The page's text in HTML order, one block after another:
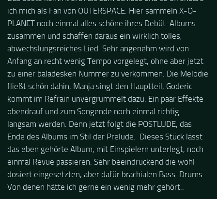
ich mich als Fan von OUTERSPACE. Hier sammeln X-O-
PLANET noch einmal alles schöne ihres Debüt-Albums
zusammen und schaffen daraus ein wirklich tolles,
abwechslungsreiches Lied. Sehr angenehm wird von
Anfang an recht wenig Tempo vorgelegt, ohne aber jetzt
zu einer baladesken Nummer zu verkommen. Die Melodie
fließt schön dahin, Manja singt den Hauptteil, Goderic
kommt im Refrain unvergrummelt dazu. Ein paar Effekte
obendrauf und zum Songende noch einmal richtig
langsam werden. Denn jetzt folgt die POSTLUDE, das
Ende des Albums im Stil der Prelude. Dieses Stück lässt
das eben gehörte Album, mit Einspielern unterlegt, noch
einmal Revue passieren. Sehr beeindruckend die wohl
dosiert eingesetzten, aber dafür brachialen Bass-Drums.
Von denen hätte ich gerne ein wenig mehr gehört..